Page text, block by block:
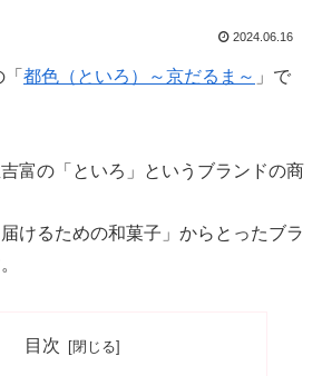
2024.06.16
都色（といろ）～京だるま～ 」で
富の「といろ」というブランドの商
けるための和菓子」からとったブラ
目次